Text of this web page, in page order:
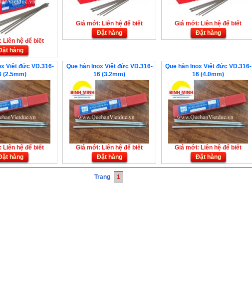
Liên hệ để biết
hàng
Giá mới: Liên hệ để biết
Đặt hàng
Giá mới: Liên hệ để biết
Đặt hàng
Việt đức VD.316-
(2.5mm)
Liên hệ để biết
hàng
Que hàn Inox Việt đức VD.316-
16 (3.2mm)
Giá mới: Liên hệ để biết
Đặt hàng
Que hàn Inox Việt đức VD.316-
16 (4.0mm)
Giá mới: Liên hệ để biết
Đặt hàng
Trang 1